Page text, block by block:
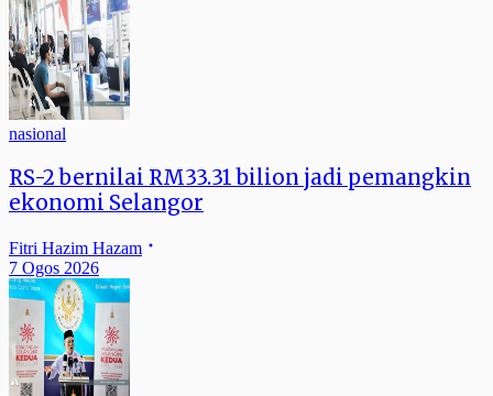
nasional
RS-2 bernilai RM33.31 bilion jadi pemangkin
ekonomi Selangor
Fitri Hazim Hazam
7 Ogos 2026